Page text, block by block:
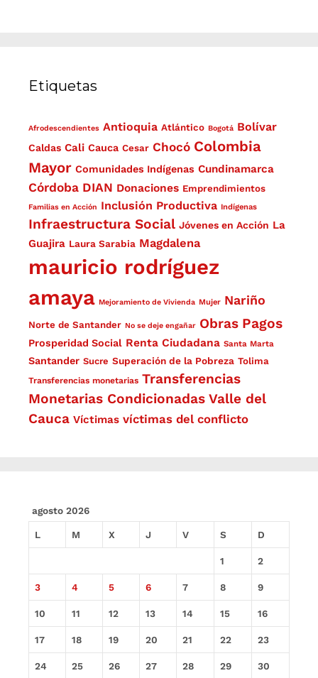
Etiquetas
Afrodescendientes Antioquia Atlántico Bogotá Bolívar
Caldas Cali Cauca Cesar Chocó Colombia
Mayor Comunidades Indígenas Cundinamarca
Córdoba DIAN Donaciones Emprendimientos
Familias en Acción Inclusión Productiva Indígenas
Infraestructura Social Jóvenes en Acción La
Guajira Laura Sarabia Magdalena
mauricio rodríguez
amaya Mejoramiento de Vivienda Mujer Nariño
Norte de Santander No se deje engañar Obras Pagos
Prosperidad Social Renta Ciudadana Santa Marta
Santander Sucre Superación de la Pobreza Tolima
Transferencias monetarias Transferencias
Monetarias Condicionadas Valle del
Cauca Víctimas víctimas del conflicto
agosto 2026
L M X J V S D
1 2
3 4 5 6 7 8 9
10 11 12 13 14 15 16
17 18 19 20 21 22 23
24 25 26 27 28 29 30